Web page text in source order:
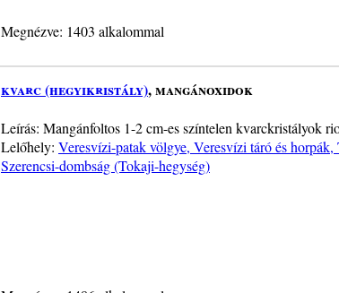
Megnézve: 1403 alkalommal
kvarc (hegyikristály), mangánoxidok
Leírás: Mangánfoltos 1-2 cm-es színtelen kvarckristályok
Lelőhely: Veresvízi-patak völgye, Veresvízi táró és
Szerencsi-dombság (Tokaji-hegység)